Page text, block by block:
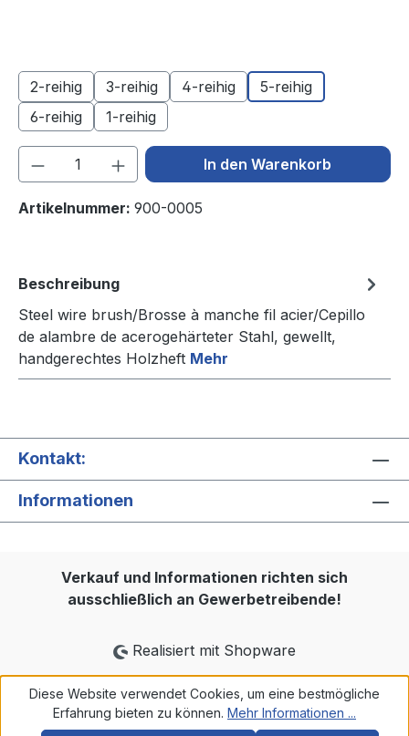
2-reihig 3-reihig 4-reihig
5-reihig
6-reihig
1-reihig
Produkt Anzahl: Gib denIn den Warenkorb
Artikelnummer: 900-0005
Beschreibung
Steel wire brush/Brosse à manche fil acier/Cepillo
de alambre de acerogehärteter Stahl, gewellt,
handgerechtes Holzheft Mehr
Kontakt:
Informationen
Verkauf und Informationen richten sich
ausschließlich an Gewerbetreibende!
Realisiert mit Shopware
Diese Website verwendet Cookies, um eine bestmögliche
Erfahrung bieten zu können. Mehr Informationen ...